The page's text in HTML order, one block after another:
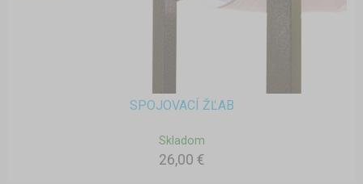
SPOJOVACÍ ŽĽAB
Skladom
26,00 €